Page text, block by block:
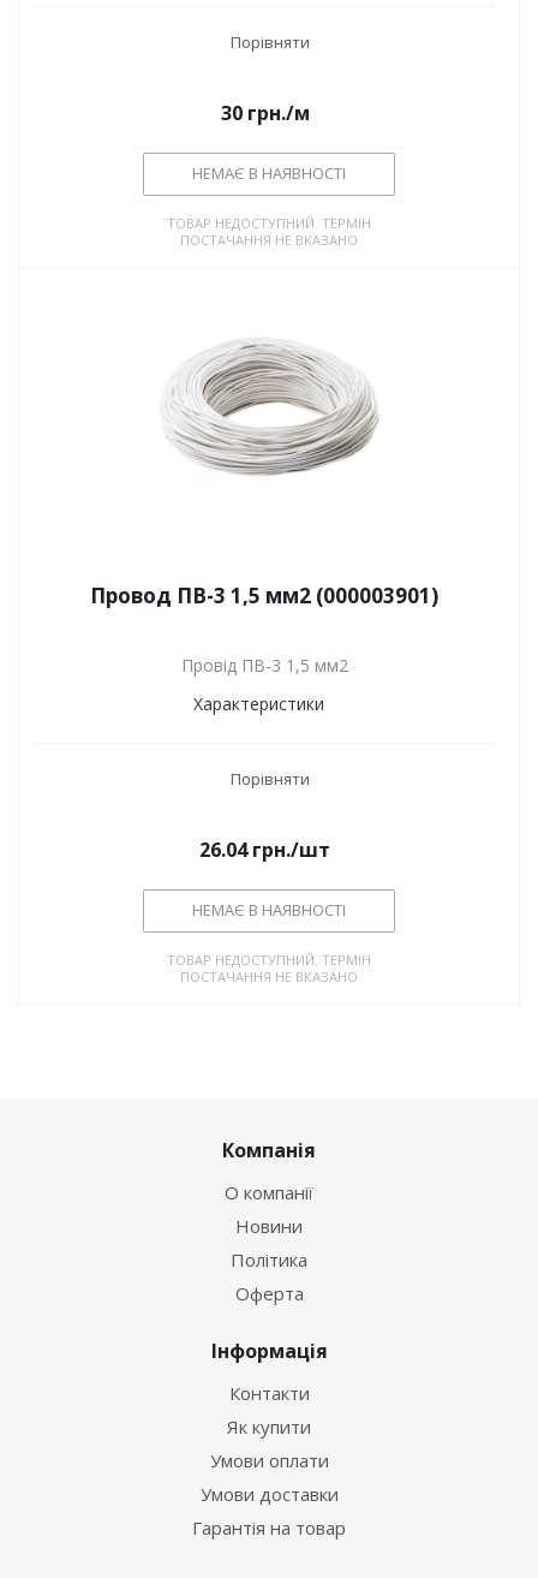
Порівняти
30грн./м
НЕМАЄ В НАЯВНОСТІ
ТОВАР НЕДОСТУПНИЙ. ТЕРМІН
ПОСТАЧАННЯ НЕ ВКАЗАНО
Провод ПВ-3 1,5 мм2 (000003901)
Провід ПВ-3 1,5 мм2
Характеристики
Порівняти
26.04грн./шт
НЕМАЄ В НАЯВНОСТІ
ТОВАР НЕДОСТУПНИЙ. ТЕРМІН
ПОСТАЧАННЯ НЕ ВКАЗАНО
Компанія
О компанії
Новини
Політика
Оферта
Інформація
Контакти
Як купити
Умови оплати
Умови доставки
Гарантія на товар